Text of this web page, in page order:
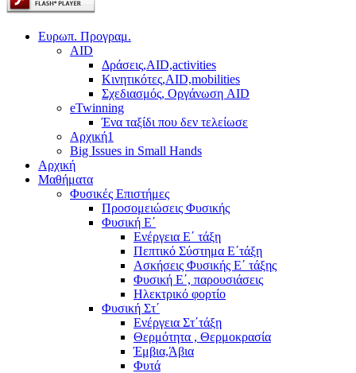
Ευρωπ. Προγραμ.
AID
Δράσεις,AID,activities
Κινητικότες,AID,mobilities
Σχεδιασμός, Οργάνωση AID
eTwinning
Ένα ταξίδι που δεν τελείωσε
Αρχική1
Big Issues in Small Hands
Αρχική
Μαθήματα
Φυσικές Επιστήμες
Προσομειώσεις Φυσικής
Φυσική Ε΄
Ενέργεια Ε΄ τάξη
Πεπτικό Σύστημα Ε΄τάξη
Ασκήσεις Φυσικής Ε΄ τάξης
Φυσική Ε΄, παρουσιάσεις
Ηλεκτρικό φορτίο
Φυσική Στ΄
Ενέργεια Στ΄τάξη
Θερμότητα , Θερμοκρασία
Έμβια,Άβια
Φυτά